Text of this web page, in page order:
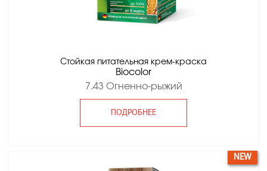
Стойкая питательная крем-краска
Вiocolor
7.43 Огненно-рыжий
ПОДРОБНЕЕ
NEW